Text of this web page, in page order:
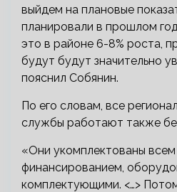
выйдем на плановые
планировали в прошлом
это в районе 6-8% роста,
будут будут значительно
пояснил Собянин.
По его словам, все
службы работают также
«Они укомплектованы
финансированием,
комплектующими. <…>